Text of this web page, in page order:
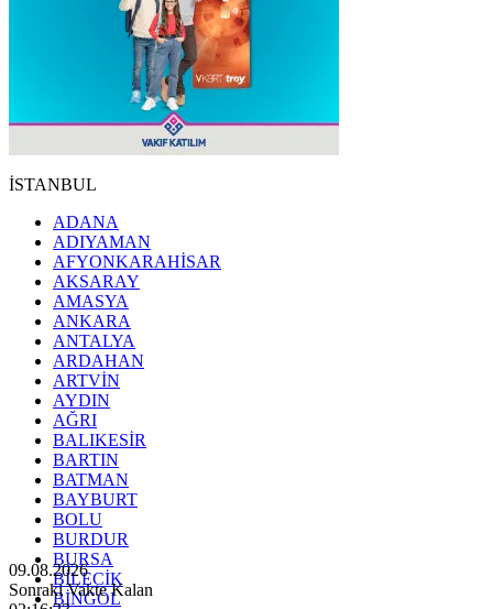
İSTANBUL
ADANA
ADIYAMAN
AFYONKARAHİSAR
AKSARAY
AMASYA
ANKARA
ANTALYA
ARDAHAN
ARTVİN
AYDIN
AĞRI
BALIKESİR
BARTIN
BATMAN
BAYBURT
BOLU
BURDUR
BURSA
BİLECİK
BİNGÖL
09.08.2026
Sonraki Vakte Kalan